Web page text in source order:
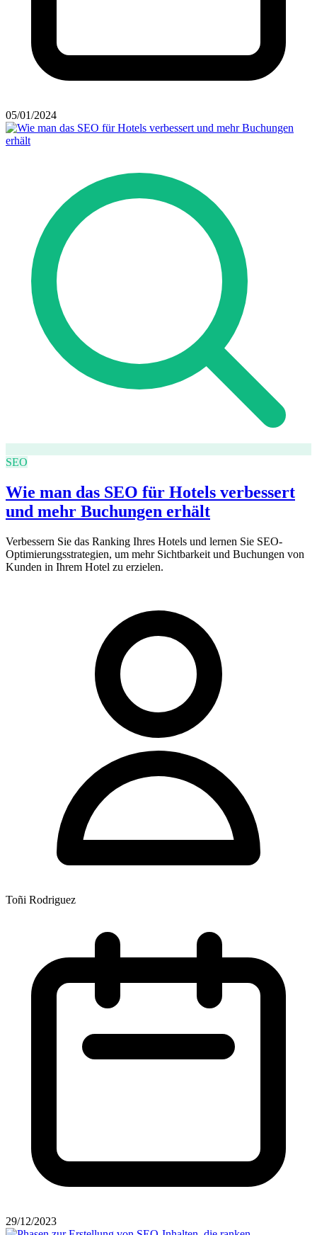
05/01/2024
SEO
Wie man das SEO für Hotels verbessert
und mehr Buchungen erhält
Verbessern Sie das Ranking Ihres Hotels und lernen Sie SEO-
Optimierungsstrategien, um mehr Sichtbarkeit und Buchungen von
Kunden in Ihrem Hotel zu erzielen.
Toñi Rodriguez
29/12/2023